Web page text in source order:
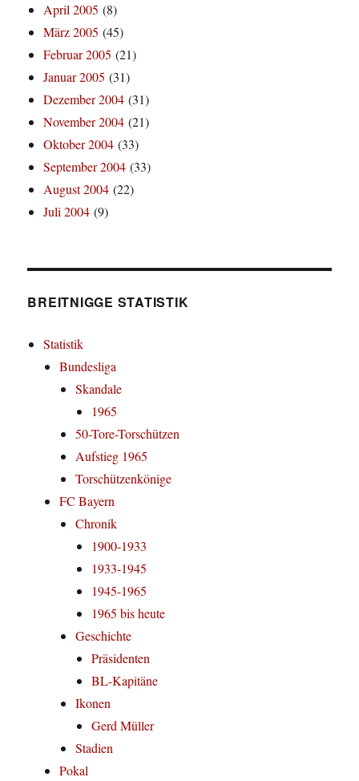
April 2005 (8)
März 2005 (45)
Februar 2005 (21)
Januar 2005 (31)
Dezember 2004 (31)
November 2004 (21)
Oktober 2004 (33)
September 2004 (33)
August 2004 (22)
Juli 2004 (9)
BREITNIGGE STATISTIK
Statistik
Bundesliga
Skandale
1965
50-Tore-Torschützen
Aufstieg 1965
Torschützenkönige
FC Bayern
Chronik
1900-1933
1933-1945
1945-1965
1965 bis heute
Geschichte
Präsidenten
BL-Kapitäne
Ikonen
Gerd Müller
Stadien
Pokal